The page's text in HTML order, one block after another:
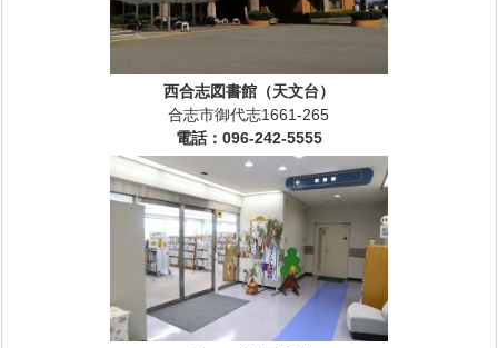
西合志図書館（天文台）
合志市御代志1661-265
電話：096-242-5555